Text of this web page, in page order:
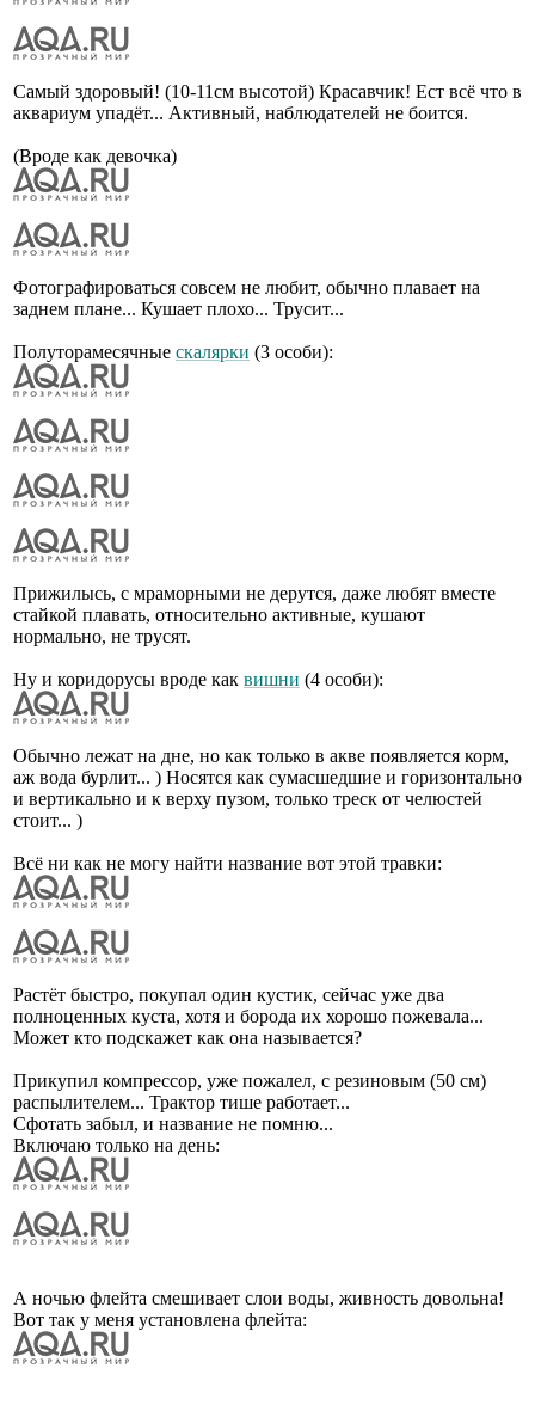
Самый здоровый! (10-11см высотой) Красавчик! Ест всё что в
аквариум упадёт... Активный, наблюдателей не боится.
(Вроде как девочка)
Фотографироваться совсем не любит, обычно плавает на
заднем плане... Кушает плохо... Трусит...
Полуторамесячные скалярки (3 особи):
Прижилысь, с мраморными не дерутся, даже любят вместе
стайкой плавать, относительно активные, кушают
нормально, не трусят.
Ну и коридорусы вроде как вишни (4 особи):
Обычно лежат на дне, но как только в акве появляется корм,
аж вода бурлит... ) Носятся как сумасшедшие и горизонтально
и вертикально и к верху пузом, только треск от челюстей
стоит... )
Всё ни как не могу найти название вот этой травки:
Растёт быстро, покупал один кустик, сейчас уже два
полноценных куста, хотя и борода их хорошо пожевала...
Может кто подскажет как она называется?
Прикупил компрессор, уже пожалел, с резиновым (50 см)
распылителем... Трактор тише работает...
Сфотать забыл, и название не помню...
Включаю только на день:
А ночью флейта смешивает слои воды, живность довольна!
Вот так у меня установлена флейта: